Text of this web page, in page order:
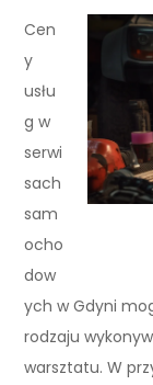
Cen
y
usłu
g w
serwi
sach
sam
ocho
dow
ych w Gdyni
rodzaju
warsztatu. W